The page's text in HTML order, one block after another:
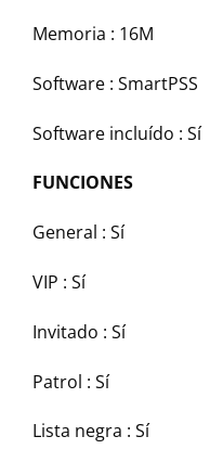
Memoria : 16M
Software : SmartPSS
Software incluído : Sí
FUNCIONES
General : Sí
VIP : Sí
Invitado : Sí
Patrol : Sí
Lista negra : Sí